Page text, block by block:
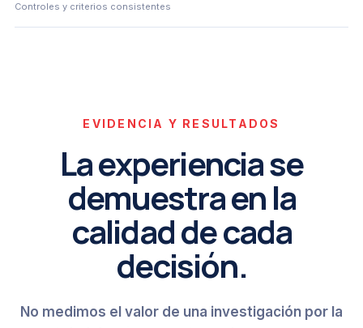
Controles y criterios consistentes
EVIDENCIA Y RESULTADOS
La experiencia se
demuestra en la
calidad de cada
decisión.
No medimos el valor de una investigación por la